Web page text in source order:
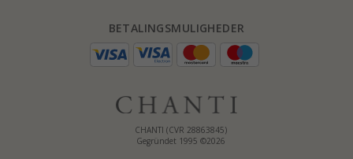
CHANTI (CVR 28863845)
Gegründet 1995 ©2026
BETALINGSMULIGHEDER